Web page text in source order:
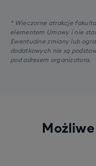
* Wieczorne atrakcje
elementem Umowy i nie
Ewentualne zmiany lub
dodatkowych nie są
pod adresem organizatora.